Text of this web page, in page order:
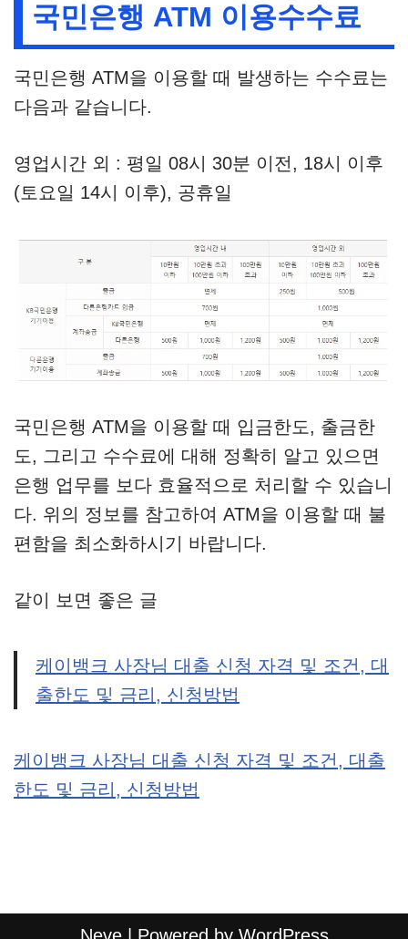
국민은행 ATM 이용수수료
국민은행 ATM을 이용할 때 발생하는 수수료는
다음과 같습니다.
영업시간 외 : 평일 08시 30분 이전, 18시 이후
(토요일 14시 이후), 공휴일
국민은행 ATM을 이용할 때 입금한도, 출금한
도, 그리고 수수료에 대해 정확히 알고 있으면
은행 업무를 보다 효율적으로 처리할 수 있습니
다. 위의 정보를 참고하여 ATM을 이용할 때 불
편함을 최소화하시기 바랍니다.
같이 보면 좋은 글
케이뱅크 사장님 대출 신청 자격 및 조건, 대
출한도 및 금리, 신청방법
케이뱅크 사장님 대출 신청 자격 및 조건, 대출
한도 및 금리, 신청방법